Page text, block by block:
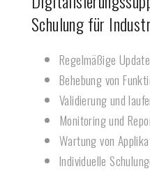
Schulung für
Regelmäßige
Behebung von
Validierung und
Monitoring und
Wartung von
Individuelle